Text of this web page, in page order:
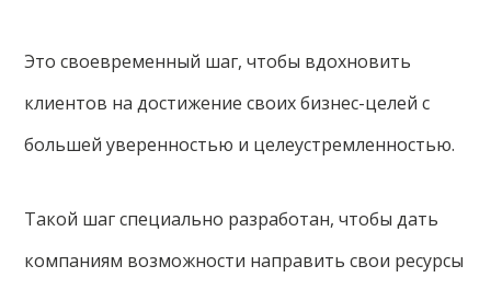
Это своевременный шаг, чтобы вдохновить
клиентов на достижение своих бизнес-целей с
большей уверенностью и целеустремленностью.
Такой шаг специально разработан, чтобы дать
компаниям возможности направить свои ресурсы